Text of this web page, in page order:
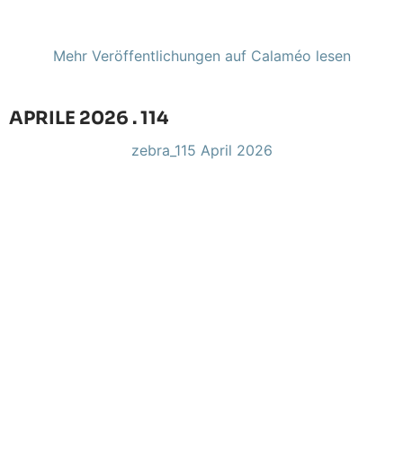
Mehr Veröffentlichungen auf Calaméo lesen
APRILE 2026 . 114
zebra_115 April 2026